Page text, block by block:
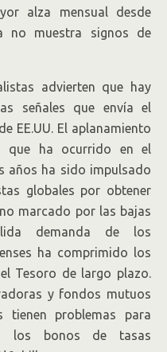
alza mensual desde
no muestra signos de
advierten que hay
señales que envía el
EE.UU. El aplanamiento
que ha ocurrido en el
años ha sido impulsado
globales por obtener
marcado por las bajas
demanda de los
ha comprimido los
Tesoro de largo plazo.
y fondos mutuos
tienen problemas para
los bonos de tasas